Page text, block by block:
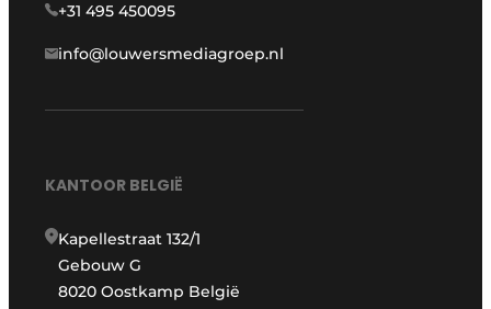
+31 495 450095
info@louwersmediagroep.nl
KANTOOR BELGIË
Kapellestraat 132/1
Gebouw G
8020 Oostkamp België